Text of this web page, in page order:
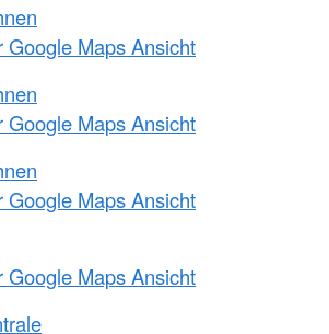
Google Maps Ansicht
Google Maps Ansicht
Google Maps Ansicht
Google Maps Ansicht